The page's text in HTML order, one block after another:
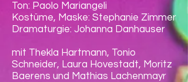
Ton: Paolo Mariangeli
Kostüme, Maske: Stephanie Zimmer
Dramaturgie: Johanna Danhauser
mit Thekla Hartmann, Tonio
Schneider, Laura Hovestadt, Moritz
Baerens und Mathias Lachenmayr